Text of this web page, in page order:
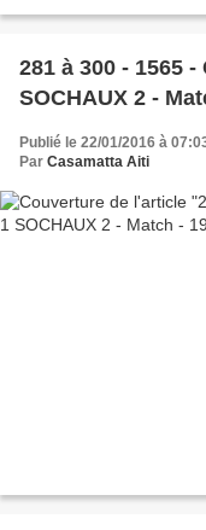
281 à 300 - 1565
SOCHAUX 2 -
Publié le 22/01/2016 à
Par Casamatta Aiti